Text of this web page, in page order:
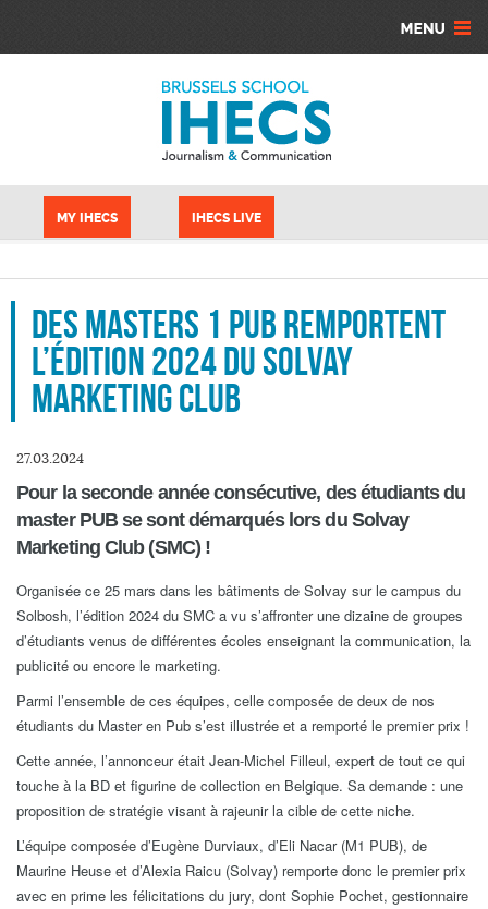
MY IHECS IHECS LIVE
Des Masters 1 PUB remportent
l’édition 2024 du Solvay
Marketing Club
27.03.2024
Pour la seconde année consécutive, des étudiants du
master PUB se sont démarqués lors du Solvay
Marketing Club (SMC) !
Organisée ce 25 mars dans les bâtiments de Solvay sur le campus du
Solbosh, l’édition 2024 du SMC a vu s’affronter une dizaine de groupes
d’étudiants venus de différentes écoles enseignant la communication, la
publicité ou encore le marketing.
Parmi l’ensemble de ces équipes, celle composée de deux de nos
étudiants du Master en Pub s’est illustrée et a remporté le premier prix !
Cette année, l’annonceur était Jean-Michel Filleul, expert de tout ce qui
touche à la BD et figurine de collection en Belgique. Sa demande : une
proposition de stratégie visant à rajeunir la cible de cette niche.
L’équipe composée d’Eugène Durviaux, d’Eli Nacar (M1 PUB), de
Maurine Heuse et d’Alexia Raicu (Solvay) remporte donc le premier prix
avec en prime les félicitations du jury, dont Sophie Pochet, gestionnaire